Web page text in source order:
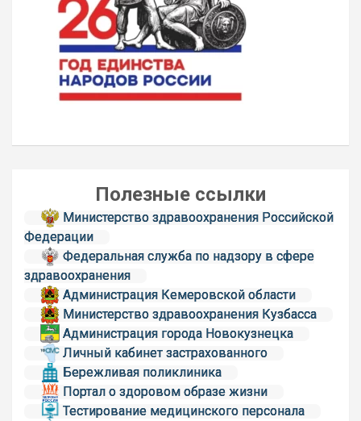
Полезные ссылки
Министерство здравоохранения Российской
Федерации
Федеральная служба по надзору в сфере
здравоохранения
Администрация Кемеровской области
Министерство здравоохранения Кузбасса
Администрация города Новокузнецка
Личный кабинет застрахованного
Бережливая поликлиника
Портал о здоровом образе жизни
Тестирование медицинского персонала